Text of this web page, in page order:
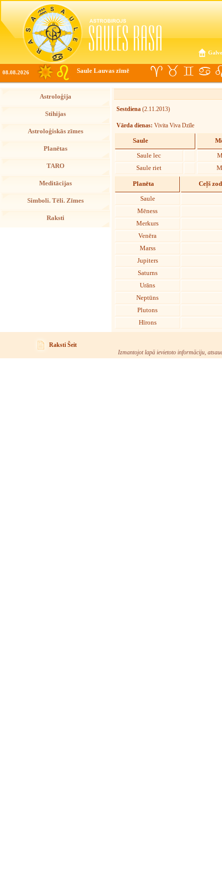
08.08.2026 Saule Lauvas zīmē
Astroloģija
Stihijas
Astroloģiskās zīmes
Planētas
TARO
Meditācijas
Simboli. Tēli. Zīmes
Raksti
Sestdiena (2.11.2013)
Vārda dienas: Vivita Viva Dzīle
Saule
Saule lec
Saule riet
Planēta Ceļš
Saule
Mēness
Merkurs
Venēra
Marss
Jupiters
Saturns
Urāns
Neptūns
Plutons
Hīrons
Raksti Šeit
Izmantojot lapā ievietoto informāciju,